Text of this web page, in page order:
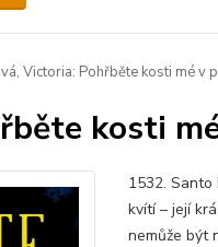
Victoria: Pohřběte kosti mé v
kosti
1532.
kvítí – její
nemůže být